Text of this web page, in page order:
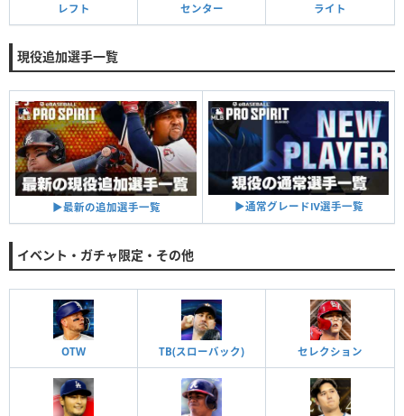
レフト センター ライト
現役追加選手一覧
▶︎最新の追加選手一覧 ▶︎通常グレードⅣ選手一覧
イベント・ガチャ限定・その他
OTW TB(スローバック) セレクション